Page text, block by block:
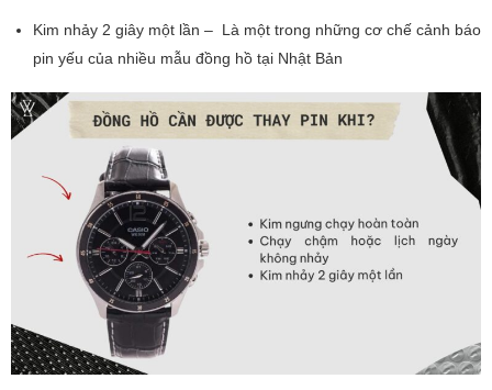
Kim nhảy 2 giây một lần – Là một trong những cơ chế cảnh báo
pin yếu của nhiều mẫu đồng hồ tại Nhật Bản